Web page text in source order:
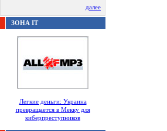
далее
ЗОНА IT
Легкие деньги: Украина
превращается в Мекку для
киберпреступников